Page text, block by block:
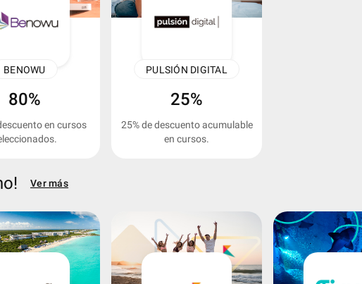
BENOWU
80%
en cursos
PULSIÓN DIGITAL
25%
25% de descuento acumulable
en cursos.
Ver más